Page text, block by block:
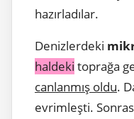
hazırladılar.
Denizlerdeki
haldeki toprağa
canlanmış oldu.
evrimleşti.